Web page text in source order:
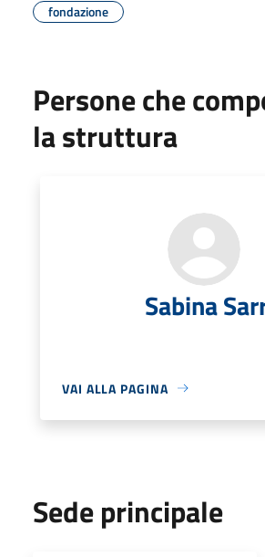
fondazione
Persone che
la struttura
Sabina
VAI ALLA PAGINA
Sede principale